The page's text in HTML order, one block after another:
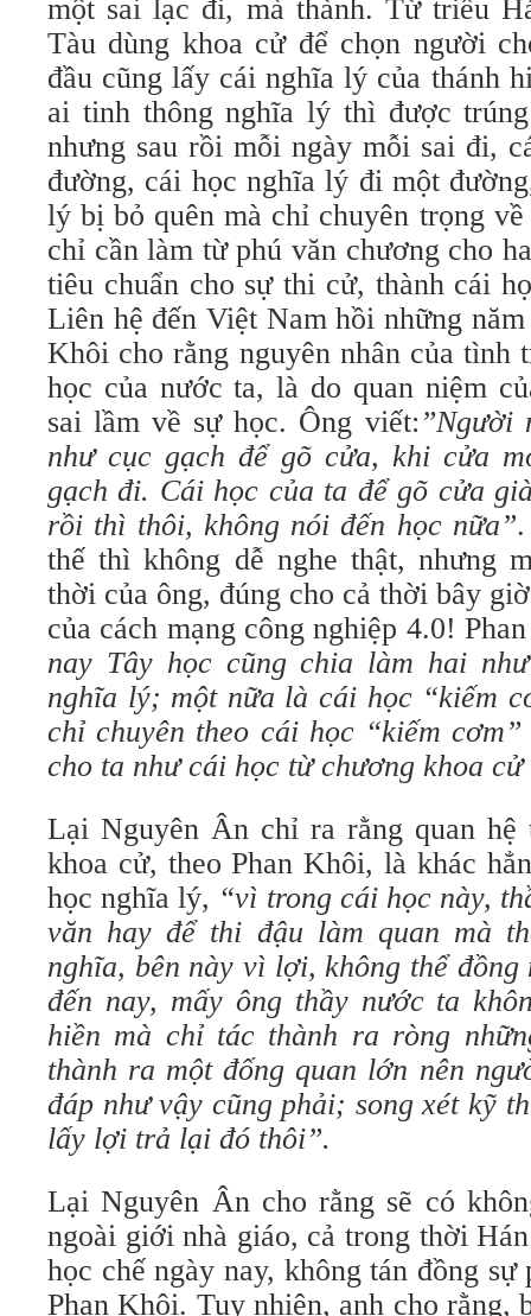
một sai lạc đi, mà thành. Từ triều
Tàu dùng khoa cử để chọn người
đầu cũng lấy cái nghĩa lý của thánh
ai tinh thông nghĩa lý thì được
nhưng sau rồi mỗi ngày mỗi sai đi,
đường, cái học nghĩa lý đi một
lý bị bỏ quên mà chỉ chuyên trọng
chỉ cần làm từ phú văn chương cho
tiêu chuẩn cho sự thi cử, thành cái
Liên hệ đến Việt Nam hồi những
Khôi cho rằng nguyên nhân của tình
học của nước ta, là do quan niệm
sai lầm về sự học. Ông viết:”Người
như cục gạch để gõ cửa, khi cửa
gạch đi. Cái học của ta để gõ cửa
rồi thì thôi, không nói đến học nữa”
thế thì không dễ nghe thật, nhưng
thời của ông, đúng cho cả thời bây
của cách mạng công nghiệp 4.0!
nay Tây học cũng chia làm hai
nghĩa lý; một nữa là cái học “kiếm
chỉ chuyên theo cái học “kiếm
cho ta như cái học từ chương khoa
Lại Nguyên Ân chỉ ra rằng quan
khoa cử, theo Phan Khôi, là khác
học nghĩa lý, “vì trong cái học này,
văn hay để thi đậu làm quan mà
nghĩa, bên này vì lợi, không thể
đến nay, mấy ông thầy nước ta
hiền mà chỉ tác thành ra ròng
thành ra một đống quan lớn nên
đáp như vậy cũng phải; song xét kỹ
lấy lợi trả lại đó thôi”.
Lại Nguyên Ân cho rằng sẽ có
ngoài giới nhà giáo, cả trong thời
học chế ngày nay, không tán đồng
Phan Khôi. Tuy nhiên, anh cho rằng,